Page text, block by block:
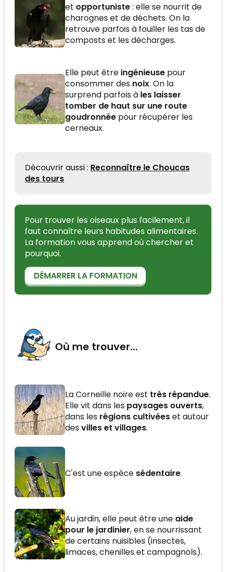
et opportuniste: elle se nourrit de
charognes et de déchets. On la
retrouve parfois à fouiller les tas de
composts et les décharges.
Elle peut être ingénieuse pour
consommer des noix. On la
surprend parfois à les laisser
tomber de haut sur une route
goudronnée pour récupérer les
cerneaux.
Découvrir aussi : Reconnaître le Choucas
des tours
Pour trouver les oiseaux plus facilement, il
faut connaître leurs habitudes alimentaires.
La formation vous apprend où chercher et
pourquoi.
DÉMARRER LA FORMATION
Où me trouver...
La Corneille noire est très répandue.
Elle vit dans les paysages ouverts,
dans les régions cultivéeset autour
desvilles et villages.
C'est une espèce sédentaire.
Au jardin, elle peut être une aide
pour le jardinier, en se nourrissant
de certains nuisibles (insectes,
limaces, chenilles et campagnols).